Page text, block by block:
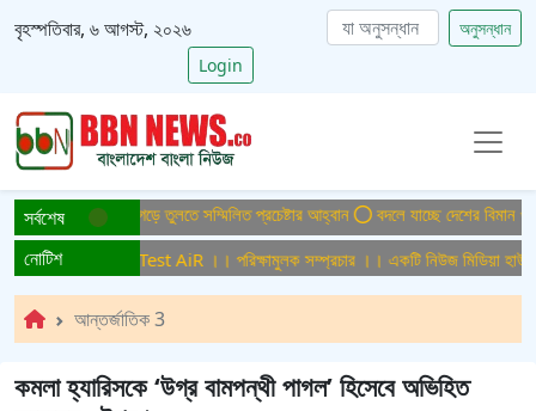
বৃহস্পতিবার, ৬ আগস্ট, ২০২৬
অনুসন্ধান
Login
সর্বশেষবাংলাদেশ গড়ে তুলতে সম্মিলিত প্রচেষ্টার আহ্বান বদলে যাচ্ছে দেশের বিমান ও
নোটিশ
সম্প্রচার ।। Test AiR ।। পরিক্ষামুলক সম্প্রচার ।। একটি নিউজ মিডিয়া
আন্তর্জাতিক 3
কমলা হ্যারিসকে ‘উগ্র বামপন্থী পাগল’ হিসেবে অভিহিত